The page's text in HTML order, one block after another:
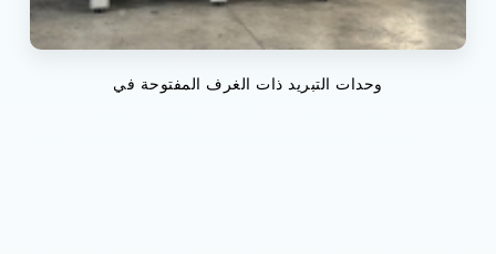
وحدات التبريد ذات الغرف المفتوحة في